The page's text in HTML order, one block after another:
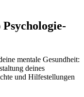
mentale Gesundheit:
deines
und Hilfestellungen